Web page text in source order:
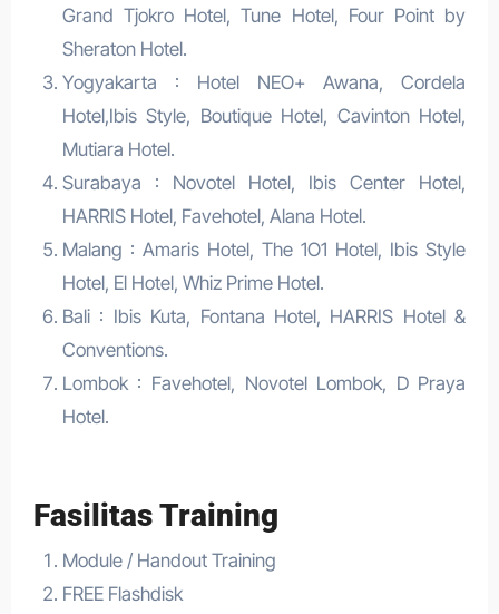
Grand Tjokro Hotel, Tune Hotel, Four Point by
Sheraton Hotel.
Yogyakarta : Hotel NEO+ Awana, Cordela
Hotel,Ibis Style, Boutique Hotel, Cavinton Hotel,
Mutiara Hotel.
Surabaya : Novotel Hotel, Ibis Center Hotel,
HARRIS Hotel, Favehotel, Alana Hotel.
Malang : Amaris Hotel, The 1O1 Hotel, Ibis Style
Hotel, El Hotel, Whiz Prime Hotel.
Bali : Ibis Kuta, Fontana Hotel, HARRIS Hotel &
Conventions.
Lombok : Favehotel, Novotel Lombok, D Praya
Hotel.
Fasilitas Training
Module / Handout Training
FREE Flashdisk